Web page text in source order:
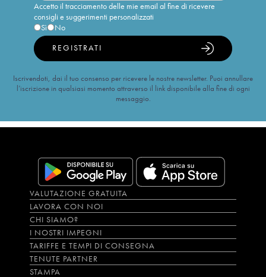
Accetto il tracciamento delle mie email al fine di ricevere
consigli e suggerimenti personalizzati
Sì
No
REGISTRATI
Iscrivendoti, dai il tuo consenso per ricevere le nostre newsletter. Puoi annullare
l’iscrizione in qualsiasi momento attraverso il link disponibile alla fine di ogni
messaggio.
VALUTAZIONE GRATUITA
LAVORA CON NOI
CHI SIAMO?
I NOSTRI IMPEGNI
TARIFFE E TEMPI DI CONSEGNA
TENUTE PARTNER
STAMPA